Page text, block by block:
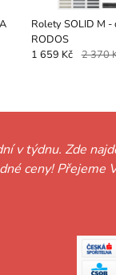
Rolety SOLID M -
RODOS
1 659 Kč 2 370
v týdnu. Zde
ceny! Přejeme